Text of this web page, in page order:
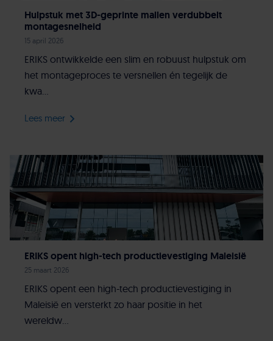
Hulpstuk met 3D-geprinte mallen verdubbelt
montagesnelheid
15 april 2026
ERIKS ontwikkelde een slim en robuust hulpstuk om
het montageproces te versnellen én tegelijk de
kwa...
Lees meer
ERIKS opent high-tech productievestiging Maleisië
25 maart 2026
ERIKS opent een high-tech productievestiging in
Maleisië en versterkt zo haar positie in het
wereldw...